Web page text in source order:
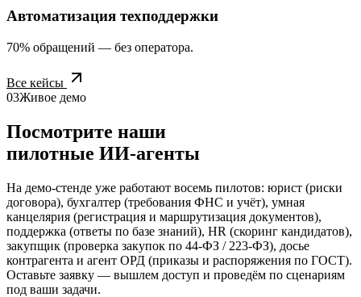
Автоматизация техподдержки
70% обращений — без оператора.
Все кейсы
03Живое демо
Посмотрите наши
пилотные ИИ-агенты
На демо-стенде уже работают восемь пилотов: юрист (риски
договора), бухгалтер (требования ФНС и учёт), умная
канцелярия (регистрация и маршрутизация документов),
поддержка (ответы по базе знаний), HR (скоринг кандидатов),
закупщик (проверка закупок по 44-ФЗ / 223-ФЗ), досье
контрагента и агент ОРД (приказы и распоряжения по ГОСТ).
Оставьте заявку — вышлем доступ и проведём по сценариям
под ваши задачи.